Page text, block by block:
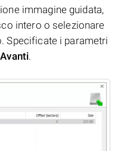
immagine guidata,
intero o selezionare
Specificate i parametri
Avanti.